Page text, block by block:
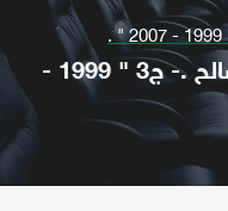
يوميات الرئيس علي عبدالله صالح .- ج3 " 1999 -